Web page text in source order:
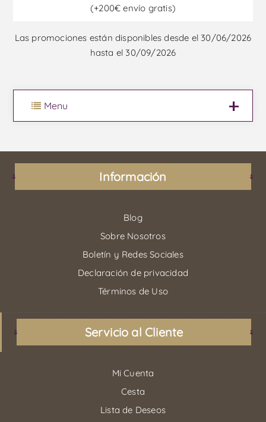
(+200€ envío gratis)
Las promociones están disponibles desde el 30/06/2026
hasta el 30/09/2026
Menu
Información
Blog
Sobre Nosotros
Boletín y Redes Sociales
Declaración de privacidad
Términos de Uso
Servicio al Cliente
Mi Cuenta
Cesta
Lista de Deseos